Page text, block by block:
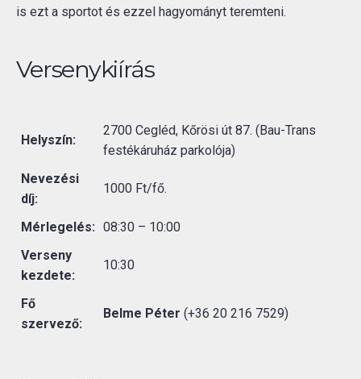
is ezt a sportot és ezzel hagyományt teremteni.
Versenykiírás
Helyszín:
2700 Cegléd, Kőrösi út 87. (Bau-Trans
festékáruház parkolója)
Nevezési
díj:
1000 Ft/fő.
Mérlegelés:
08:30 – 10:00
Verseny
kezdete:
10:30
Fő
szervező:
Belme Péter (+36 20 216 7529)